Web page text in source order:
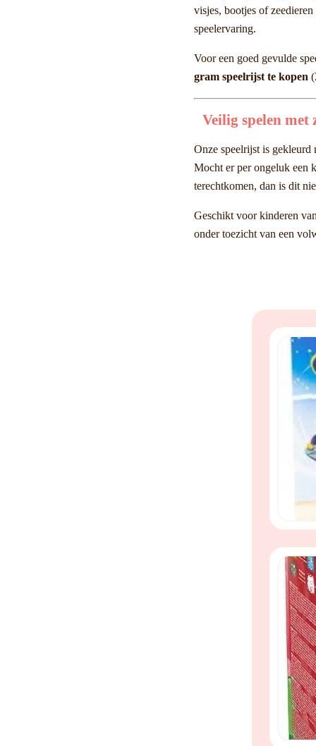
visjes, bootjes of
speelervaring.
Voor een goed gevulde
gram speelrijst te kopen
Veilig spelen met
Onze speelrijst is
Mocht er per ongeluk een
terechtkomen, dan is dit
Geschikt voor kinderen
onder toezicht van een